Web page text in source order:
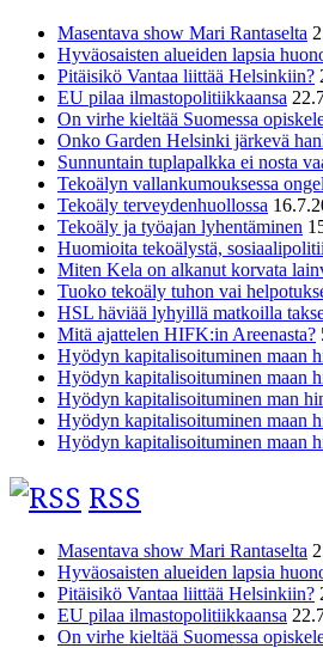
Masentava show Mari Rantaselta
Hyväosaisten alueiden lapsia
Pitäisikö Vantaa liittää Helsinkiin?
EU pilaa ilmastopolitiikkaansa
On virhe kieltää Suomessa
Onko Garden Helsinki järkevä
Sunnuntain tuplapalkka ei nosta
Tekoälyn vallankumouksessa
Tekoäly terveydenhuollossa
Tekoäly ja työajan lyhentäminen
Huomioita tekoälystä,
Miten Kela on alkanut korvata
Tuoko tekoäly tuhon vai
HSL häviää lyhyillä matkoilla
Mitä ajattelen HIFK:in Areenasta?
Hyödyn kapitalisoituminen maan
Hyödyn kapitalisoituminen maan
Hyödyn kapitalisoituminen man
Hyödyn kapitalisoituminen maan
Hyödyn kapitalisoituminen maan
RSS
Masentava show Mari Rantaselta
Hyväosaisten alueiden lapsia
Pitäisikö Vantaa liittää Helsinkiin?
EU pilaa ilmastopolitiikkaansa
On virhe kieltää Suomessa